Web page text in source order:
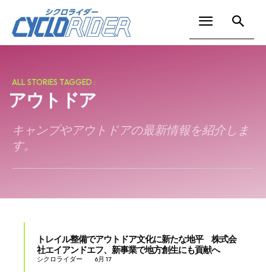
ALL STORIES TAGGED :
アウトドア
キャンプやアウトドアの最新情報を紹介しま
す。
トレイル整備でアウトドア文化に新たな地平 株式会
社エイアンドエフ、新事業で地方創生にも貢献へ
シクロライダー 6月 17